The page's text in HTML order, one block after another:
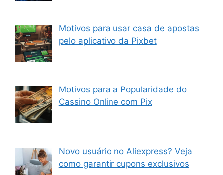
Motivos para usar casa de apostas
pelo aplicativo da Pixbet
Motivos para a Popularidade do
Cassino Online com Pix
Novo usuário no Aliexpress? Veja
como garantir cupons exclusivos